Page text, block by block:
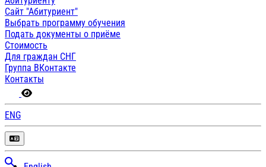
Сайт "Абитуриент"
Выбрать программу обучения
Подать документы о приёме
Стоимость
Для граждан СНГ
Группа ВКонтакте
Контакты
ENG